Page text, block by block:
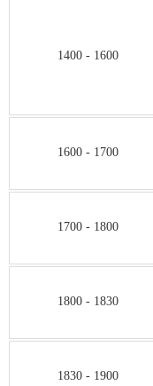
1400 - 1600
1600 - 1700
1700 - 1800
1800 - 1830
1830 - 1900